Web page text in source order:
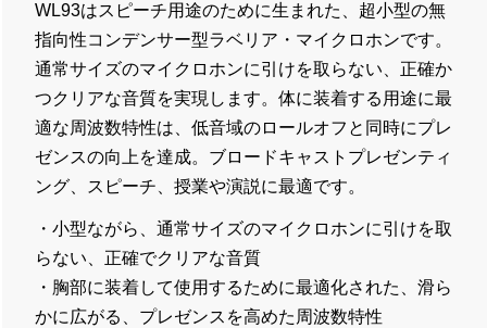
WL93はスピーチ用途のために生まれた、超小型の無
指向性コンデンサー型ラベリア・マイクロホンです。
通常サイズのマイクロホンに引けを取らない、正確か
つクリアな音質を実現します。体に装着する用途に最
適な周波数特性は、低音域のロールオフと同時にプレ
ゼンスの向上を達成。ブロードキャストプレゼンティ
ング、スピーチ、授業や演説に最適です。
・小型ながら、通常サイズのマイクロホンに引けを取
らない、正確でクリアな音質
・胸部に装着して使用するために最適化された、滑ら
かに広がる、プレゼンスを高めた周波数特性